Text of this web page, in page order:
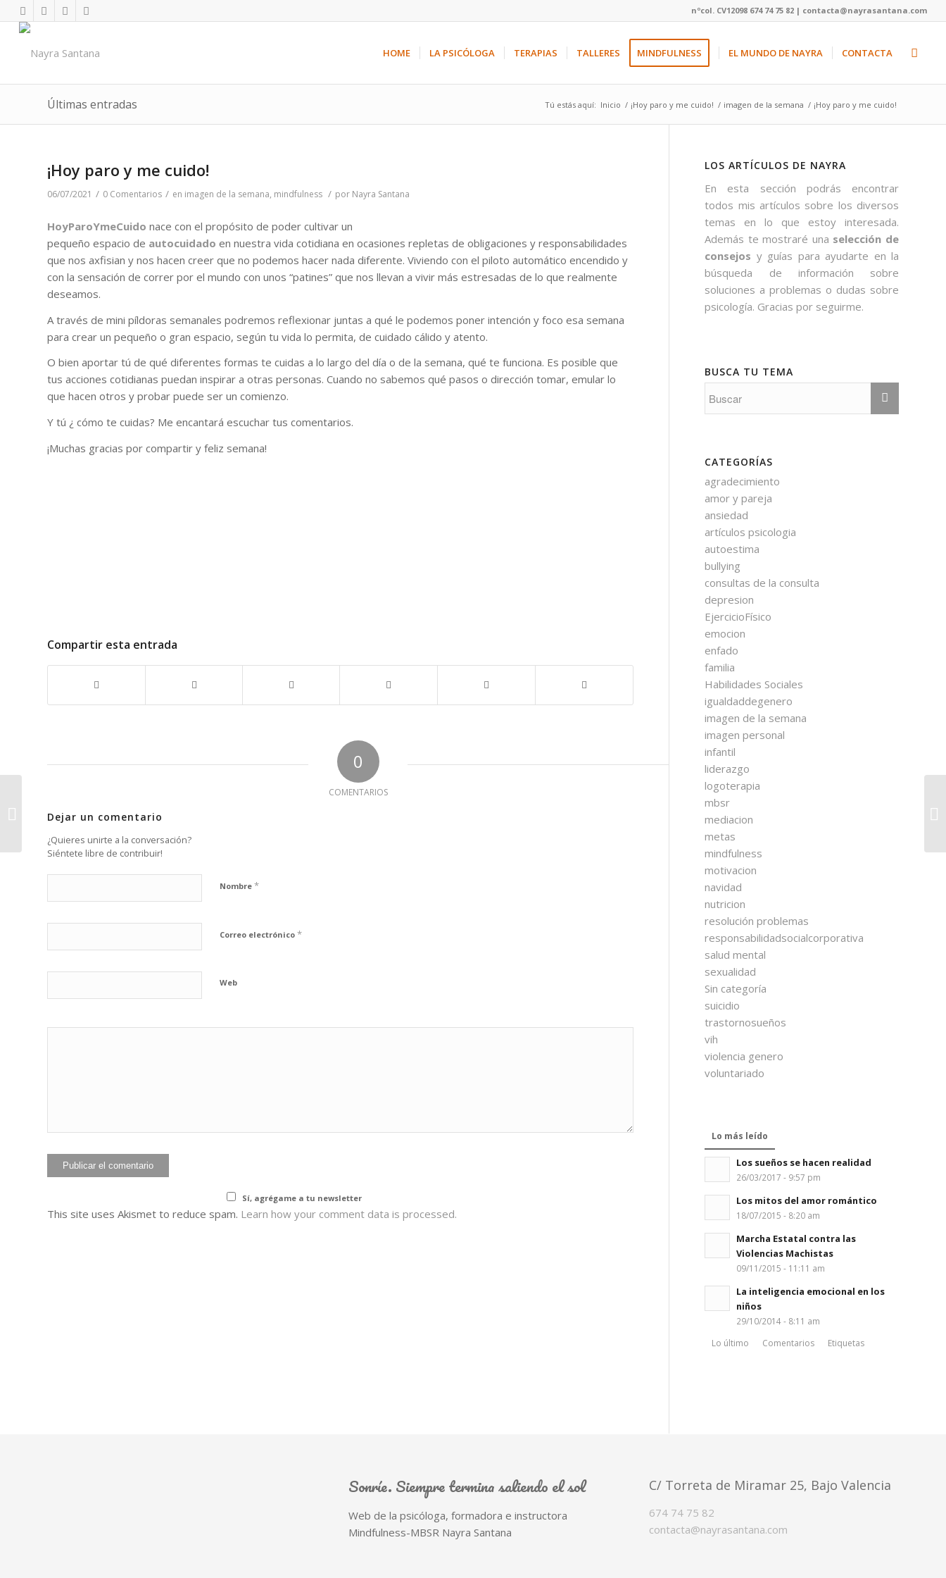
nºcol. CV12098 674 74 75 82 | contacta@nayrasantana.com
HOME LA PSICÓLOGA TERAPIAS TALLERES MINDFULNESS EL MUNDO DE NAYRA CONTACTA
Últimas entradas Tú estás aquí: Inicio / ¡Hoy paro y me cuido! / imagen de la semana / ¡Hoy paro y me cuido!
¡Hoy paro y me cuido!
06/07/2021 / 0 Comentarios / en imagen de la semana, mindfulness / por Nayra Santana
HoyParoYmeCuido nace con el propósito de poder cultivar un
pequeño espacio de autocuidado en nuestra vida cotidiana en ocasiones repletas de obligaciones y responsabilidades
que nos axfisian y nos hacen creer que no podemos hacer nada diferente. Viviendo con el piloto automático encendido y
con la sensación de correr por el mundo con unos “patines” que nos llevan a vivir más estresadas de lo que realmente
deseamos.
A través de mini píldoras semanales podremos reflexionar juntas a qué le podemos poner intención y foco esa semana
para crear un pequeño o gran espacio, según tu vida lo permita, de cuidado cálido y atento.
O bien aportar tú de qué diferentes formas te cuidas a lo largo del día o de la semana, qué te funciona. Es posible que
tus acciones cotidianas puedan inspirar a otras personas. Cuando no sabemos qué pasos o dirección tomar, emular lo
que hacen otros y probar puede ser un comienzo.
Y tú ¿ cómo te cuidas? Me encantará escuchar tus comentarios.
¡Muchas gracias por compartir y feliz semana!
Compartir esta entrada
0
COMENTARIOS
Dejar un comentario
¿Quieres unirte a la conversación?
Siéntete libre de contribuir!
Nombre *
Correo electrónico *
Web
Sí, agrégame a tu newsletter
This site uses Akismet to reduce spam. Learn how your comment data is processed.
LOS ARTÍCULOS DE NAYRA
En esta sección podrás encontrar
todos mis artículos sobre los diversos
temas en lo que estoy interesada.
Además te mostraré una selección de
consejos y guías para ayudarte en la
búsqueda de información sobre
soluciones a problemas o dudas sobre
psicología. Gracias por seguirme.
BUSCA TU TEMA
CATEGORÍAS
agradecimiento
amor y pareja
ansiedad
artículos psicologia
autoestima
bullying
consultas de la consulta
depresion
EjercicioFísico
emocion
enfado
familia
Habilidades Sociales
igualdaddegenero
imagen de la semana
imagen personal
infantil
liderazgo
logoterapia
mbsr
mediacion
metas
mindfulness
motivacion
navidad
nutricion
resolución problemas
responsabilidadsocialcorporativa
salud mental
sexualidad
Sin categoría
suicidio
trastornosueños
vih
violencia genero
voluntariado
Lo más leído
Los sueños se hacen realidad
26/03/2017 - 9:57 pm
Los mitos del amor romántico
18/07/2015 - 8:20 am
Marcha Estatal contra las
Violencias Machistas
09/11/2015 - 11:11 am
La inteligencia emocional en los
niños
29/10/2014 - 8:11 am
Lo último Comentarios Etiquetas
Sonríe. Siempre termina saliendo el sol
Web de la psicóloga, formadora e instructora
Mindfulness-MBSR Nayra Santana
C/ Torreta de Miramar 25, Bajo Valencia
674 74 75 82
contacta@nayrasantana.com
móvil durante tus
vacaciones